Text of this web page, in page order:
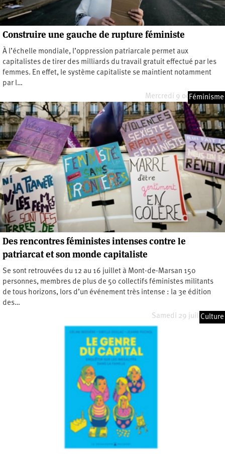
Construire une gauche de rupture féministe
À l’échelle mondiale, l’oppression patriarcale permet aux
capitalistes de tirer des milliards du travail gratuit effectué par les
femmes. En effet, le système capitaliste se maintient notamment
par l…
Mercredi 9 octobre 2024
Féminisme
Des rencontres féministes intenses contre le
patriarcat et son monde capitaliste
Se sont retrouvées du 12 au 16 juillet à Mont-de-Marsan 150
personnes, membres de plus de 50 collectifs féministes militants
de tous horizons, lors d’un événement très intense : la 3e édition
des…
Samedi 29 juillet 2023
Culture